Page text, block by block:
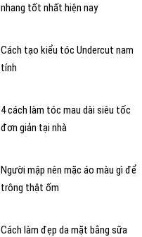
nhang tốt nhất hiện nay
Cách tạo kiểu tóc Undercut nam
tính
4 cách làm tóc mau dài siêu tốc
đơn giản tại nhà
Người mập nên mặc áo màu gì để
trông thật ốm
Cách làm đẹp da mặt bằng sữa